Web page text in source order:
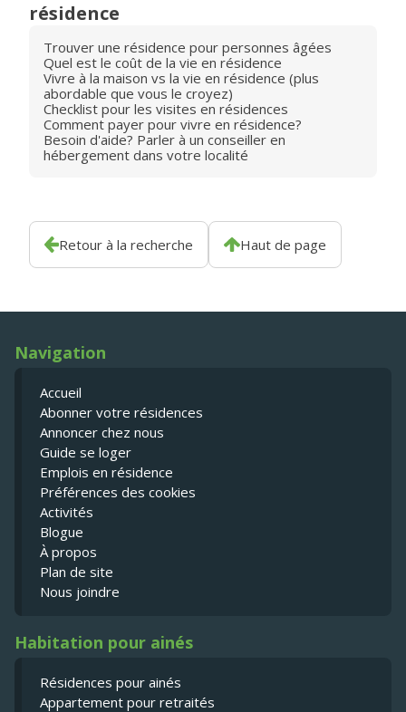
résidence
Trouver une résidence pour personnes âgées
Quel est le coût de la vie en résidence
Vivre à la maison vs la vie en résidence (plus
abordable que vous le croyez)
Checklist pour les visites en résidences
Comment payer pour vivre en résidence?
Besoin d'aide? Parler à un conseiller en
hébergement dans votre localité
Retour à la recherche Haut de page
Navigation
Accueil
Abonner votre résidences
Annoncer chez nous
Guide se loger
Emplois en résidence
Préférences des cookies
Activités
Blogue
À propos
Plan de site
Nous joindre
Habitation pour ainés
Résidences pour ainés
Appartement pour retraités